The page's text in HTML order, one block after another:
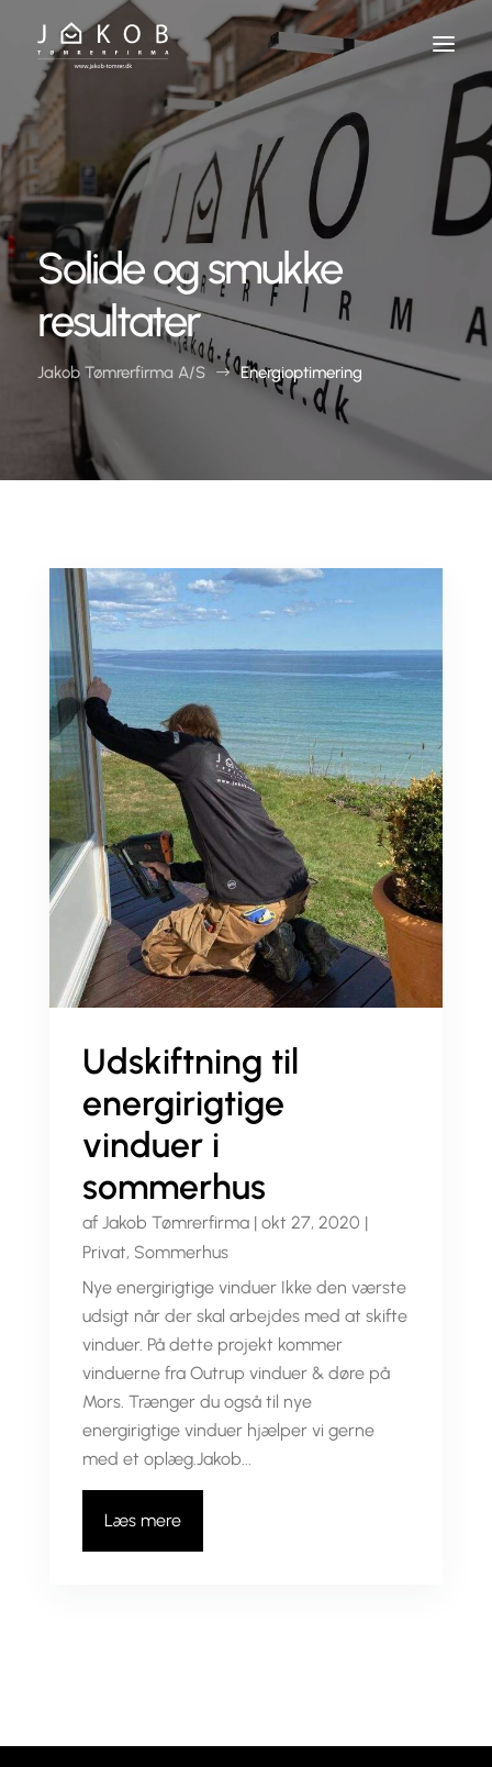
Content
RING 86 10 24 24
Solide og smukke
resultater
Jakob Tømrerfirma A/S $ Energioptimering
Udskiftning til
energirigtige
vinduer i
sommerhus
af Jakob Tømrerfirma| okt 27, 2020 |
Privat, Sommerhus
Nye energirigtige vinduer Ikke den værste
udsigt når der skal arbejdes med at skifte
vinduer. På dette projekt kommer
vinduerne fra Outrup vinduer & døre på
Mors. Trænger du også til nye
energirigtige vinduer hjælper vi gerne
med et oplæg.Jakob...
Læs mere